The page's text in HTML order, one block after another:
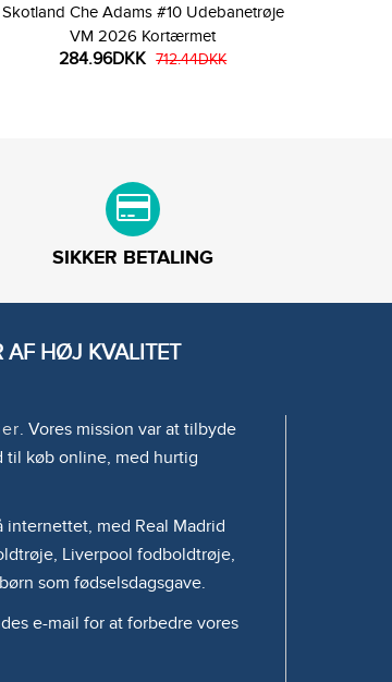
Skotland Che Adams #10 Udebanetrøje
VM 2026 Kortærmet
284.96DKK 712.44DKK
SIKKER BETALING
AF HØJ KVALITET
. Vores mission var at tilbyde
til køb online, med hurtig
med Real Madrid
Liverpool fodboldtrøje,
som fødselsdagsgave.
e-mail for at forbedre vores